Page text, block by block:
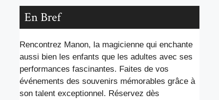
En Bref
Rencontrez Manon, la magicienne qui enchante
aussi bien les enfants que les adultes avec ses
performances fascinantes. Faites de vos
événements des souvenirs mémorables grâce à
son talent exceptionnel. Réservez dès